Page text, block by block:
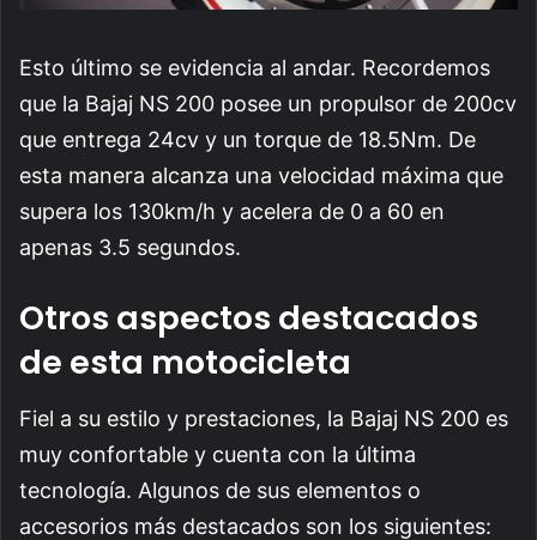
Esto último se evidencia al andar. Recordemos
que la Bajaj NS 200 posee un propulsor de 200cv
que entrega 24cv y un torque de 18.5Nm. De
esta manera alcanza una velocidad máxima que
supera los 130km/h y acelera de 0 a 60 en
apenas 3.5 segundos.
Otros aspectos destacados
de esta motocicleta
Fiel a su estilo y prestaciones, la Bajaj NS 200 es
muy confortable y cuenta con la última
tecnología. Algunos de sus elementos o
accesorios más destacados son los siguientes: